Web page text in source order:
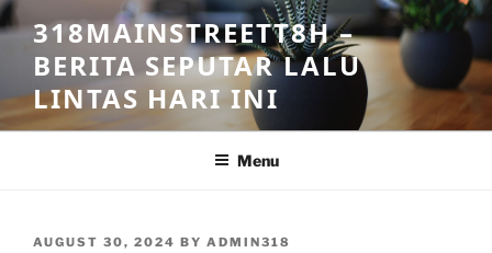
Skip
to
content
318MAINSTREETT8H –
BERITA SEPUTAR LALU
LINTAS HARI INI
Menu
POSTED
AUGUST 30, 2024 BY ADMIN318